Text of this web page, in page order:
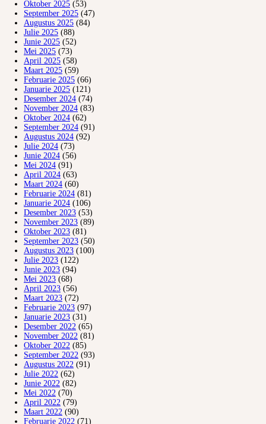
Oktober 2025 (53)
September 2025 (47)
Augustus 2025 (84)
Julie 2025 (88)
Junie 2025 (52)
Mei 2025 (73)
April 2025 (58)
Maart 2025 (59)
Februarie 2025 (66)
Januarie 2025 (121)
Desember 2024 (74)
November 2024 (83)
Oktober 2024 (62)
September 2024 (91)
Augustus 2024 (92)
Julie 2024 (73)
Junie 2024 (56)
Mei 2024 (91)
April 2024 (63)
Maart 2024 (60)
Februarie 2024 (81)
Januarie 2024 (106)
Desember 2023 (53)
November 2023 (89)
Oktober 2023 (81)
September 2023 (50)
Augustus 2023 (100)
Julie 2023 (122)
Junie 2023 (94)
Mei 2023 (68)
April 2023 (56)
Maart 2023 (72)
Februarie 2023 (97)
Januarie 2023 (31)
Desember 2022 (65)
November 2022 (81)
Oktober 2022 (85)
September 2022 (93)
Augustus 2022 (91)
Julie 2022 (62)
Junie 2022 (82)
Mei 2022 (70)
April 2022 (79)
Maart 2022 (90)
Februarie 2022 (71)